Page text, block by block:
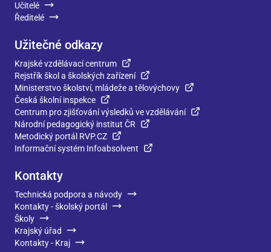
Učitelé
Ředitelé
Užitečné odkazy
Krajské vzdělávací centrum
Rejstřík škol a školských zařízení
Ministerstvo školství, mládeže a tělovýchovy
Česká školní inspekce
Centrum pro zjišťování výsledků ve vzdělávání
Národní pedagogický institut ČR
Metodický portál RVP.CZ
Informační systém Infoabsolvent
Kontakty
Technická podpora a návody
Kontakty - školský portál
Školy
Krajský úřad
Kontakty - Kraj